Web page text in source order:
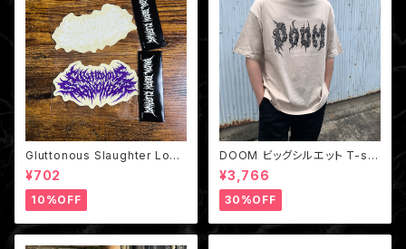
Gluttonous Slaughter Logo
Big Sticker /クリアステッカー
¥702
10%OFF
DOOM ビッグシルエット T-shi
rt Beige
¥3,766
30%OFF